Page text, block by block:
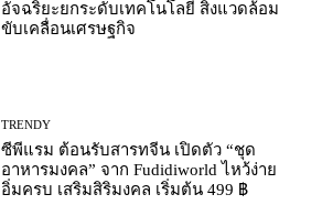
อัจฉริยะยกระดับเทคโนโลยี สิ่งแวดล้อม
ขับเคลื่อนเศรษฐกิจ
TRENDY
ซีพีแรม ต้อนรับสารทจีน เปิดตัว “ชุด
อาหารมงคล” จาก Fudidiworld ไหว้ง่าย
อิ่มครบ เสริมสิริมงคล เริ่มต้น 499 ฿